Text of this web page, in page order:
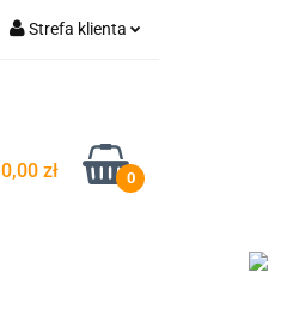
Strefa klienta
Dodaj zgłoszenie
0,00 zł 0